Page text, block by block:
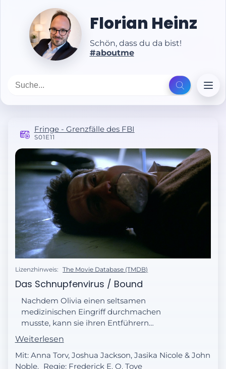
Florian Heinz
Schön, dass du da bist!
#aboutme
Fringe - Grenzfälle des FBI
S01E11
Lizenzhinweis: The Movie Database (TMDB)
Das Schnupfenvirus / Bound
Nachdem Olivia einen seltsamen
medizinischen Eingriff durchmachen
musste, kann sie ihren Entführern
entkommen. Zusammen mit Walter und
Peter ermittelt sie in dem mysteriösen
Todesfall eines Epidemiologen, der von
Weiterlesen
Mit: Anna Torv, Joshua Jackson, Jasika Nicole & John
Noble. Regie: Frederick E. O. Toye